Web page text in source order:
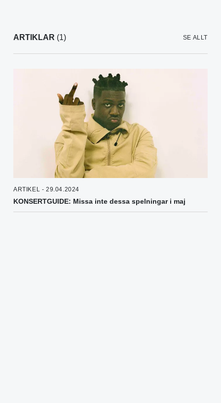
ARTIKLAR (1) SE ALLT
ARTIKEL - 29.04.2024
KONSERTGUIDE: Missa inte dessa spelningar i maj